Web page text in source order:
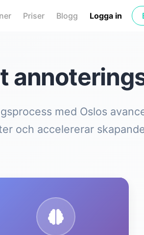
Priser Blogg Logga in
med Oslos
och accelererar